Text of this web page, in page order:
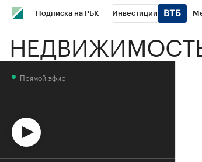
Подписка на РБК Инвестиции
Школа управления РБК РБК Образование
Прямой эфир